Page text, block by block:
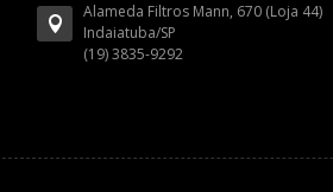
Alameda Filtros Mann, 670 (Loja 44)
Indaiatuba/SP
(19) 3835-9292